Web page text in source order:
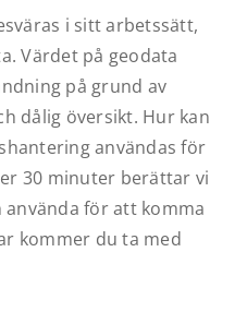
i sitt arbetssätt,
Värdet på geodata
på grund av
dålig översikt. Hur kan
användas för
30 minuter berättar vi
för att komma
kommer du ta med